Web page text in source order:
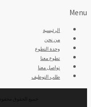
Menu
الرئيسية
من نحن
وحدة التطوع
تطوع معنا
تواصل معنا
طلب التوظيف
جميع الحقوق محفوظة